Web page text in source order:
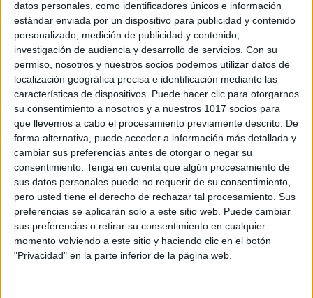
datos personales, como identificadores únicos e información
estándar enviada por un dispositivo para publicidad y contenido
personalizado, medición de publicidad y contenido,
investigación de audiencia y desarrollo de servicios. Con su
permiso, nosotros y nuestros socios podemos utilizar datos de
localización geográfica precisa e identificación mediante las
características de dispositivos. Puede hacer clic para otorgarnos
su consentimiento a nosotros y a nuestros 1017 socios para
que llevemos a cabo el procesamiento previamente descrito. De
forma alternativa, puede acceder a información más detallada y
cambiar sus preferencias antes de otorgar o negar su
consentimiento. Tenga en cuenta que algún procesamiento de
sus datos personales puede no requerir de su consentimiento,
pero usted tiene el derecho de rechazar tal procesamiento. Sus
preferencias se aplicarán solo a este sitio web. Puede cambiar
sus preferencias o retirar su consentimiento en cualquier
momento volviendo a este sitio y haciendo clic en el botón
"Privacidad" en la parte inferior de la página web.
¡DESCARGA PDF AL FINAL DE LA ENTRADA!